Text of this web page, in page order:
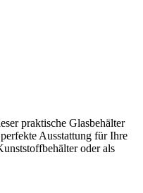
praktische Glasbehälter
Ausstattung für Ihre
oder als